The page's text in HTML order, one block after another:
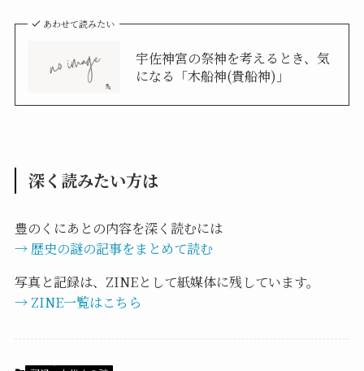
あわせて読みたい
宇佐神宮の祭神を考えるとき、気
になる「木船神(貴船神)」
深く読みたい方は
豊のくにあとの内容を深く読むには
→ 歴史の謎の記事をまとめて読む
写真と記録は、ZINEとして紙媒体に残しています。
→ ZINE一覧はこちら